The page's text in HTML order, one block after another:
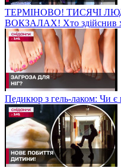
ТЕРМІНОВО! ТИСЯЧІ
ВОКЗАЛАХ! Хто здійснив
Педикюр з гель-лаком: Чи є